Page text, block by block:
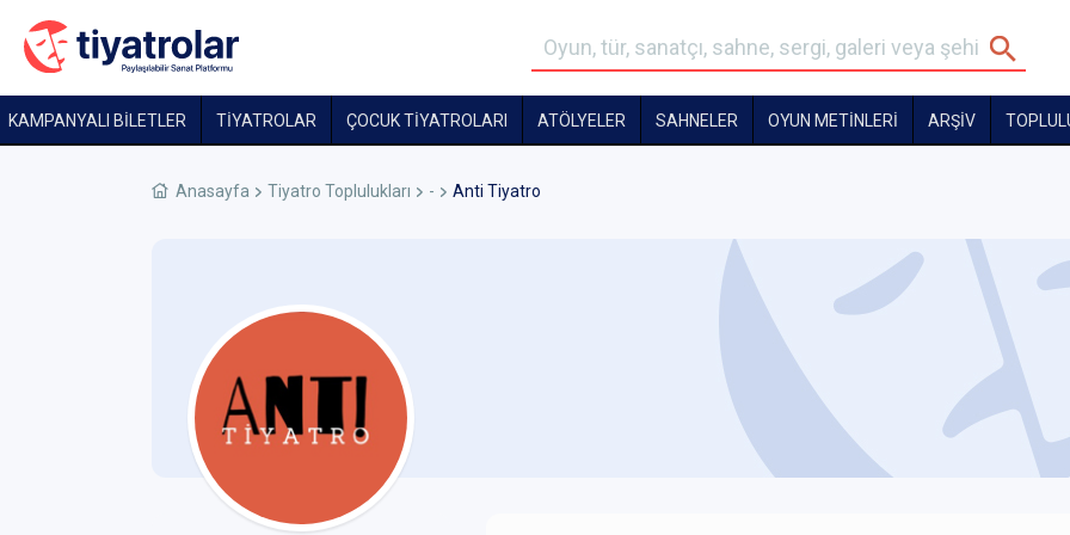
KAMPANYALI BİLETLER TİYATROLAR ÇOCUK TIYATROLARI ATÖLYELER SAHNELER OYUN METİNLERİ ARŞİV
Anasayfa Tiyatro Toplulukları - Anti Tiyatro